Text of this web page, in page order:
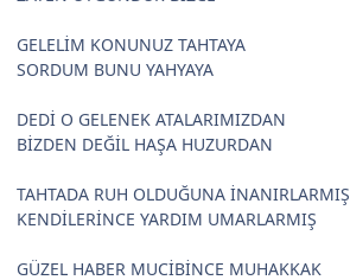
GELELİM KONUNUZ TAHTAYA
SORDUM BUNU YAHYAYA
DEDİ O GELENEK ATALARIMIZDAN
BİZDEN DEĞİL HAŞA HUZURDAN
TAHTADA RUH OLDUĞUNA İNANIRLARMIŞ
KENDİLERİNCE YARDIM UMARLARMIŞ
GÜZEL HABER MUCİBİNCE MUHAKKAK